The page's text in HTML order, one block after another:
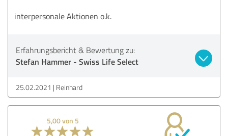
interpersonale Aktionen o.k.
Erfahrungsbericht & Bewertung zu:
Stefan Hammer - Swiss Life Select
25.02.2021 Reinhard
5,00 von 5